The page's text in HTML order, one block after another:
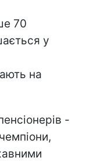
70
у
на
-